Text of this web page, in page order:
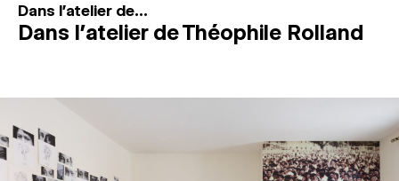
Dans l'atelier de...
Dans l’atelier de Théophile Rolland